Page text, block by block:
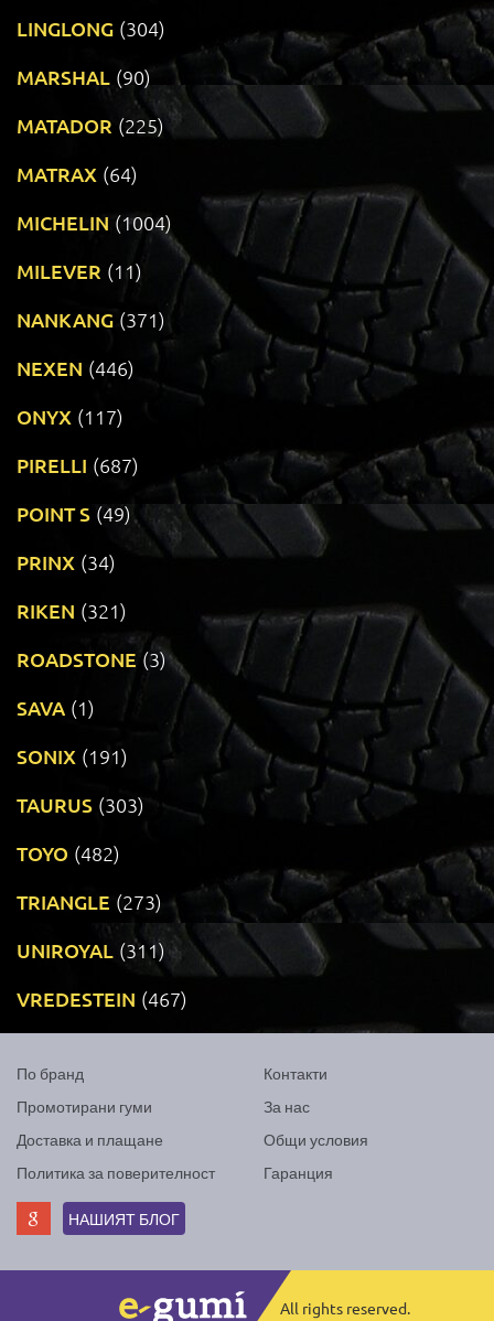
LINGLONG (304)
MARSHAL (90)
MATADOR (225)
MATRAX (64)
MICHELIN (1004)
MILEVER (11)
NANKANG (371)
NEXEN (446)
ONYX (117)
PIRELLI (687)
POINT S (49)
PRINX (34)
RIKEN (321)
ROADSTONE (3)
SAVA (1)
SONIX (191)
TAURUS (303)
TOYO (482)
TRIANGLE (273)
UNIROYAL (311)
VREDESTEIN (467)
По бранд
Промотирани гуми
Доставка и плащане
Политика за поверителност
Контакти
За нас
Общи условия
Гаранция
НАШИЯТ БЛОГ
All rights reserved.